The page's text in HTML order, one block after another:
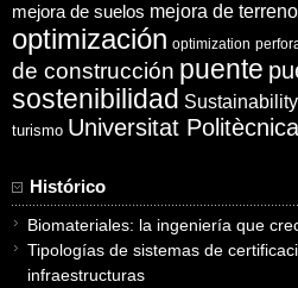
mejora de suelos mejora de
optimización optimization
de construcción puente
sostenibilidad Sustainability
turismo Universitat
Histórico
Biomateriales: la ingeniería que
Tipologías de sistemas de
infraestructuras